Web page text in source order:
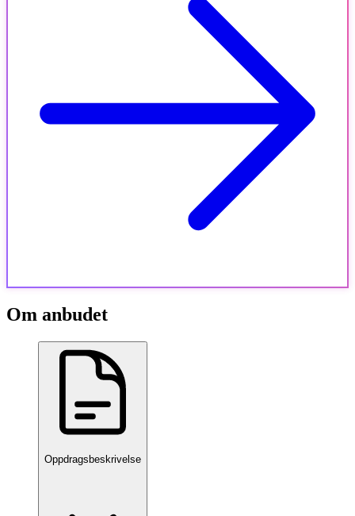
Om anbudet
Oppdragsbeskrivelse